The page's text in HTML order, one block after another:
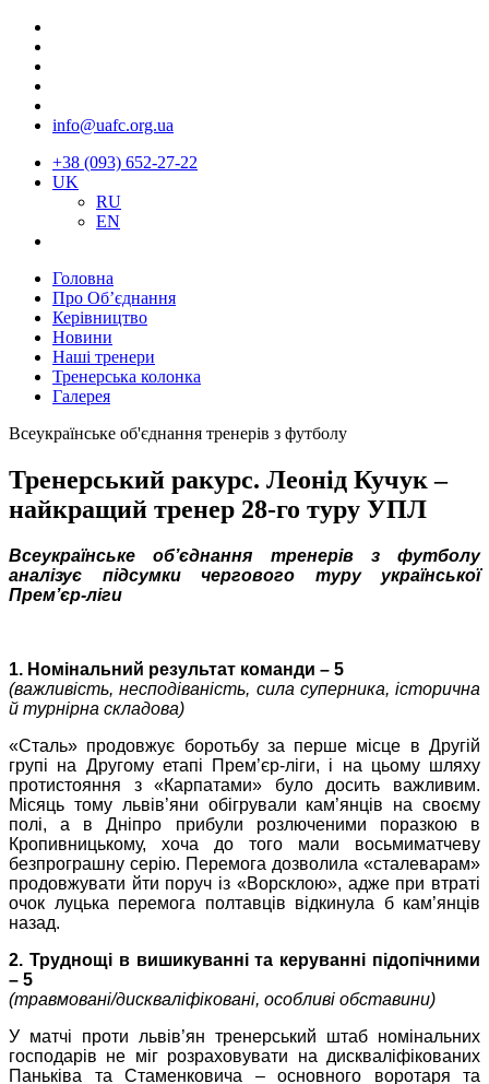
info@uafc.org.ua
+38 (093) 652-27-22
UK
RU
EN
Головна
Про Об’єднання
Керівництво
Новини
Наші тренери
Тренерська колонка
Галерея
Всеукраїнське об'єднання тренерів з футболу
Тренерський ракурс. Леонід Кучук –
найкращий тренер 28-го туру УПЛ
Всеукраїнське об’єднання тренерів з футболу
аналізує підсумки чергового туру української
Прем’єр-ліги
1. Номінальний результат команди – 5
(важливість, несподіваність, сила суперника, історична
й турнірна складова)
«Сталь» продовжує боротьбу за перше місце в Другій
групі на Другому етапі Прем’єр-ліги, і на цьому шляху
протистояння з «Карпатами» було досить важливим.
Місяць тому львів’яни обігрували кам’янців на своєму
полі, а в Дніпро прибули розлюченими поразкою в
Кропивницькому, хоча до того мали восьмиматчеву
безпрограшну серію. Перемога дозволила «сталеварам»
продовжувати йти поруч із «Ворсклою», адже при втраті
очок луцька перемога полтавців відкинула б кам’янців
назад.
2. Труднощі в вишикуванні та керуванні підопічними
– 5
(травмовані/дискваліфіковані, особливі обставини)
У матчі проти львів’ян тренерський штаб номінальних
господарів не міг розраховувати на дискваліфікованих
Паньківа та Стаменковича – основного воротаря та